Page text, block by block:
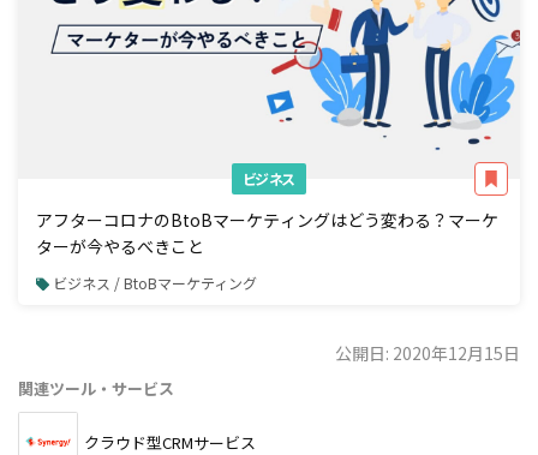
ビジネス
アフターコロナのBtoBマーケティングはどう変わる？マーケ
ターが今やるべきこと
ビジネス / BtoBマーケティング
公開日: 2020年12月15日
関連ツール・サービス
クラウド型CRMサービス